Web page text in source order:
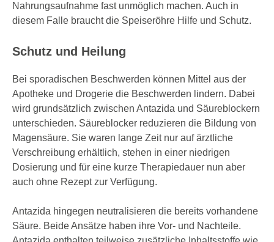
Nahrungsaufnahme fast unmöglich machen. Auch in
diesem Falle braucht die Speiseröhre Hilfe und Schutz.
Schutz und Heilung
Bei sporadischen Beschwerden können Mittel aus der
Apotheke und Drogerie die Beschwerden lindern. Dabei
wird grundsätzlich zwischen Antazida und Säureblockern
unterschieden. Säure­blocker reduzieren die Bildung von
Magensäure. Sie waren lange Zeit nur auf ärztliche
Verschreibung erhältlich, stehen in einer niedrigen
Dosierung und für eine kurze Therapiedauer nun aber
auch ohne Rezept zur Verfügung.
Antazida hingegen neutralisieren die bereits vorhandene
Säure. Beide Ansätze haben ihre Vor- und Nachteile.